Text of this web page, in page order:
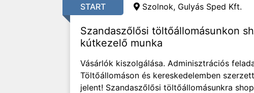
START Szolnok, Gulyás Sped Kft.
Szandaszőlősi töltőállomásunkon
kútkezelő munka
Vásárlók kiszolgálása. Adminisztrációs
Töltőállomáson és kereskedelemben
jelent! Szandaszőlősi töltőállomásunkra